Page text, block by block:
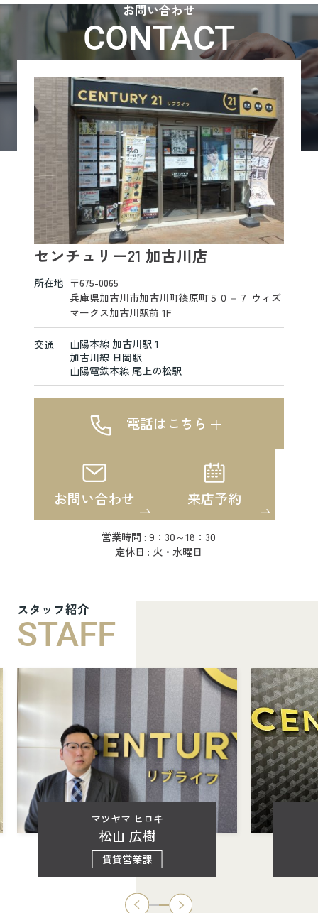
お問い合わせ
CONTACT
センチュリー21 加古川店
所在地 〒675-0065
兵庫県加古川市加古川町篠原町５０－７ ウィズ
マークス加古川駅前 1F
交通
山陽本線 加古川駅 1
加古川線 日岡駅
山陽電鉄本線 尾上の松駅
電話はこちら
お問い合わせ 来店予約
営業時間 : 9：30～18：30
定休日 : 火・水曜日
スタッフ紹介
STAFF
マツヤマ ヒロキ
松山 広樹
賃貸営業課